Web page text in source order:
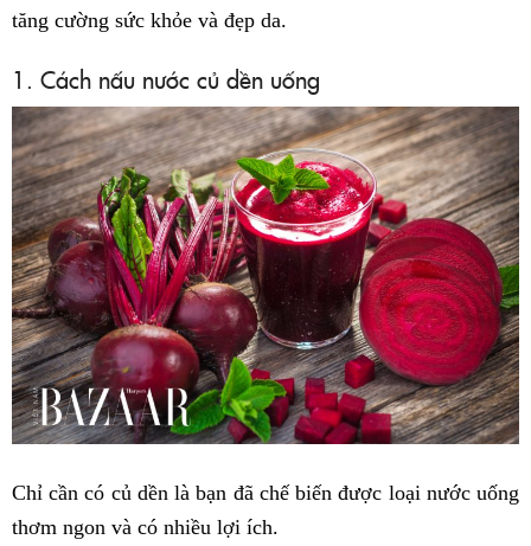
tăng cường sức khỏe và đẹp da.
1. Cách nấu nước củ dền uống
Chỉ cần có củ dền là bạn đã chế biến được loại nước uống
thơm ngon và có nhiều lợi ích.